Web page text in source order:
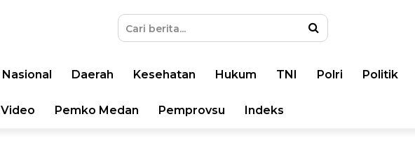
Nasional Daerah Kesehatan Hukum TNI Polri Politik
Video Pemko Medan Pemprovsu Indeks